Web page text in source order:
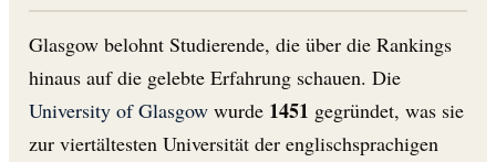
Glasgow belohnt Studierende, die über die Rankings
hinaus auf die gelebte Erfahrung schauen. Die
University of Glasgow wurde 1451 gegründet, was sie
zur viertältesten Universität der englischsprachigen